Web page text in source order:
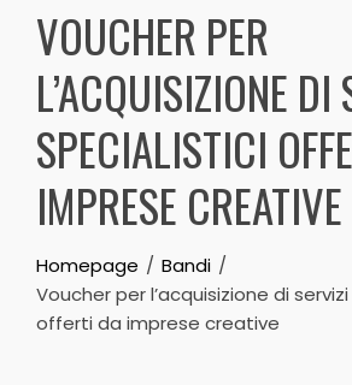
VOUCHER PER
L’ACQUISIZIONE DI
SPECIALISTICI
IMPRESE CREATIVE
Homepage
Bandi
Voucher per l’acquisizione di
offerti da imprese creative